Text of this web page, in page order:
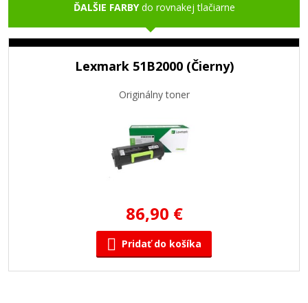
ĎALŠIE FARBYdo rovnakej tlačiarne
Lexmark 51B2000 (Čierny)
Originálny toner
86,90 €
Pridať do košíka